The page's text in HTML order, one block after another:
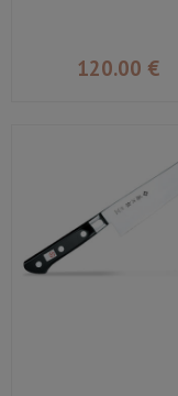
120.00 €